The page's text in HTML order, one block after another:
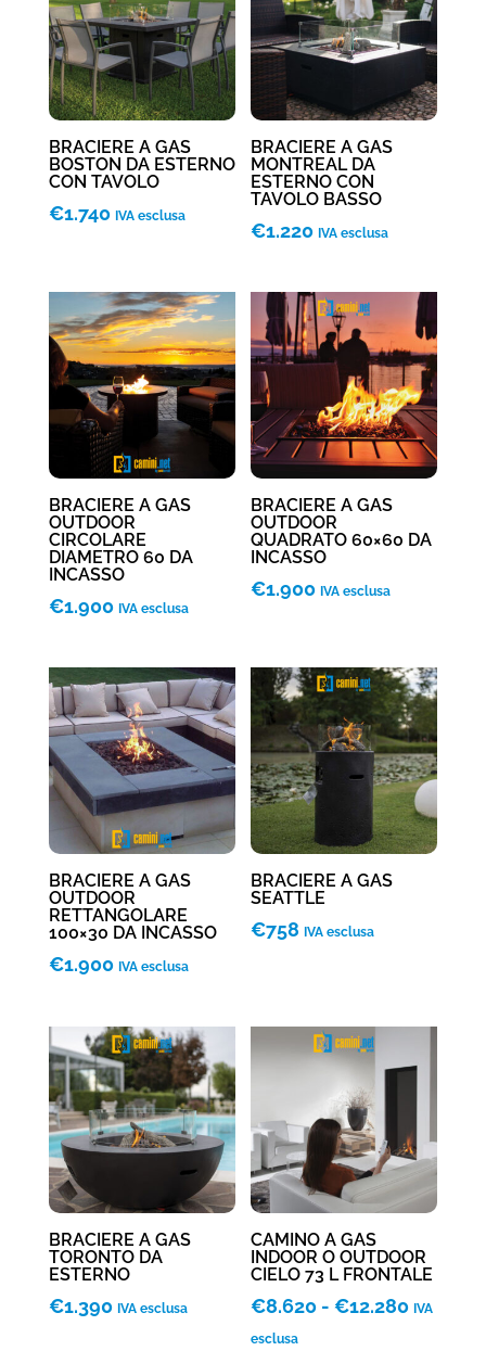
BRACIERE A GAS
BOSTON DA ESTERNO
CON TAVOLO
€1.740 IVA esclusa
BRACIERE A GAS
MONTREAL DA
ESTERNO CON
TAVOLO BASSO
€1.220 IVA esclusa
BRACIERE A GAS
OUTDOOR
CIRCOLARE
DIAMETRO 60 DA
INCASSO
€1.900 IVA esclusa
BRACIERE A GAS
OUTDOOR
QUADRATO 60×60 DA
INCASSO
€1.900 IVA esclusa
BRACIERE A GAS
OUTDOOR
RETTANGOLARE
100×30 DA INCASSO
€1.900 IVA esclusa
BRACIERE A GAS
SEATTLE
€758 IVA esclusa
BRACIERE A GAS
TORONTO DA
ESTERNO
€1.390 IVA esclusa
CAMINO A GAS
INDOOR O OUTDOOR
CIELO 73 L FRONTALE
€8.620 - €12.280Fascia
IVA
esclusa